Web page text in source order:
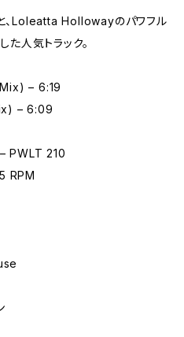
、Loleatta Hollowayのパワフル
人気トラック。
– 6:19
– 6:09
PWLT 210
RPM